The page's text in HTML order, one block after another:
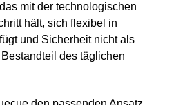
mit der technologischen
hält, sich flexibel in
und Sicherheit nicht als
des täglichen